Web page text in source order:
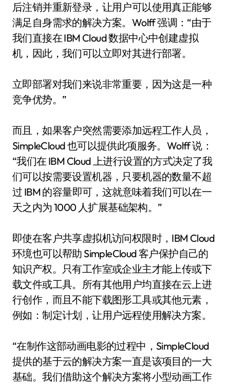
后注销并重新登录，让用户可以使用真正能够
满足自身需求的解决方案。Wolff 强调：“由于
我们直接在 IBM Cloud 数据中心中创建虚拟
机，因此，我们可以立即对其进行部署。
立即部署对我们来说非常重要，因为这是一种
竞争优势。”
而且，如果客户突然需要添加远程工作人员，
SimpleCloud 也可以提供此项服务。Wolff 说：
“我们在 IBM Cloud 上进行设置的方式决定了我
们可以按需要设置机器，只要机器的数量不超
过 IBM 的容量即可，这就意味着我们可以在一
天之内为 1000 人扩展基础架构。”
即使在客户共享虚拟机访问权限时，IBM Cloud
环境也可以帮助 SimpleCloud 客户保护自己的
知识产权。只有工作室或企业主才能上传或下
载文件或工具。所有其他用户均直接在云上进
行创作，而且不能下载图形工具或其他元素，
例如：制定计划，让用户远程使用解决方案。
“在制作这部动画电影的过程中，SimpleCloud
提供的基于云的解决方案一直是该项目的一大
基础。我们借助这个解决方案将小型动画工作